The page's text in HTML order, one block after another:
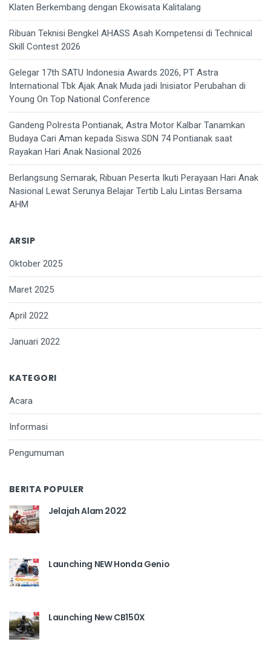
Klaten Berkembang dengan Ekowisata Kalitalang
Ribuan Teknisi Bengkel AHASS Asah Kompetensi di Technical
Skill Contest 2026
Gelegar 17th SATU Indonesia Awards 2026, PT Astra
International Tbk Ajak Anak Muda jadi Inisiator Perubahan di
Young On Top National Conference
Gandeng Polresta Pontianak, Astra Motor Kalbar Tanamkan
Budaya Cari Aman kepada Siswa SDN 74 Pontianak saat
Rayakan Hari Anak Nasional 2026
Berlangsung Semarak, Ribuan Peserta Ikuti Perayaan Hari Anak
Nasional Lewat Serunya Belajar Tertib Lalu Lintas Bersama
AHM
ARSIP
Oktober 2025
Maret 2025
April 2022
Januari 2022
KATEGORI
Acara
Informasi
Pengumuman
BERITA POPULER
Jelajah Alam 2022
Launching NEW Honda Genio
Launching New CB150X